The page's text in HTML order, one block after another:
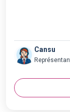
Cansu